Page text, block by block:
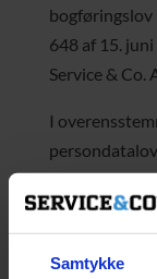
Samtykke
bogføringslov
648 af 15.
Service & Co.
I
regler er der
dine
tilintetgøres,